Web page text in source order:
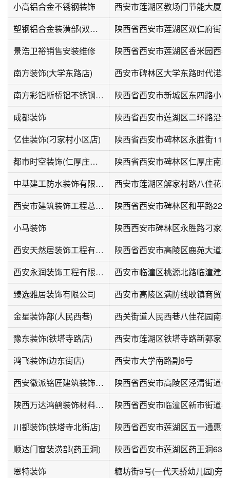
小高铝合金不锈钢装饰
西安市莲湖区教场门节能大厦
塑钢铝合金装潢部(双仁府小区北区店)
陕西省西安市莲湖区双仁府街
景浩卫裕销售安装维修
陕西省西安市莲湖区香米园西
南方装饰(大学东路店)
南方彩铝断桥铝不锈钢装潢部(东四路中段北区店)
陕西省西安市新城区东四路小
成都装饰
亿佳装饰(刁家村小区店)
陕西省西安市碑林区永胜街111
都市时空装饰(仁厚庄北路高山流水·星币传说)
中基建工防水装饰有限公司
西安市莲湖区解家村路八佳花园
西安市建筑装饰工程总公司
小马装饰
陕西西安市碑林区永胜路刁家
西安天然居装饰工程有限公司
陕西省西安市高陵区鹿苑大道
西安永润装饰工程有限公司
西安市临潼区桃源北路临潼建
臻选雅居装饰有限公司
金星装饰部(人民西巷)
西关街道人民西巷八佳花园南
豫东装饰(铁塔寺路店)
西安市莲湖区铁塔寺路新郭家
鸿飞装饰(边东街店)
西安市大学南路副6号
西安徽派铭匠建筑装饰工程有限公司
陕西省西安市高陵区泾渭街道
陕西万达鸿鹤装饰材料集团有限公司
陕西省西安市临潼区新市街道
川都装饰(铁塔寺北街店)
陕西省西安市莲湖区五一通惠
顺达门窗装潢部(药王洞)
陕西省西安市莲湖区药王洞63号
恩特装饰
糖坊街9号(一代天骄幼儿园)旁